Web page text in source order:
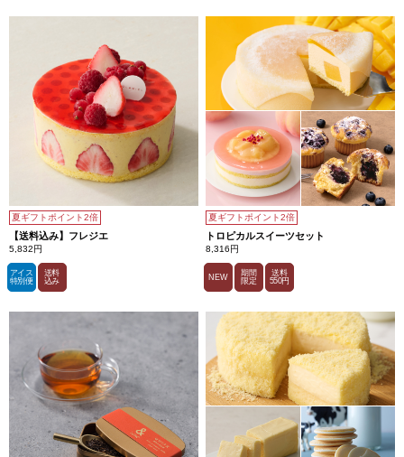
夏ギフトポイント2倍
【送料込み】フレジエ
5,832円
アイス
特別便
送料
込み
夏ギフトポイント2倍
トロピカルスイーツセット
8,316円
NEW
期間
限定
送料
550円